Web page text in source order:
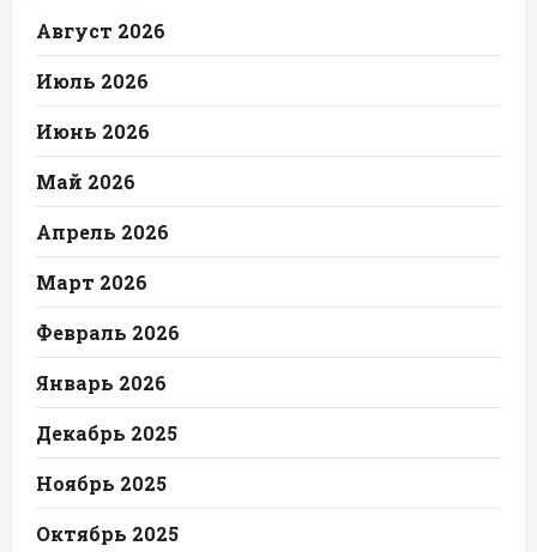
Август 2026
Июль 2026
Июнь 2026
Май 2026
Апрель 2026
Март 2026
Февраль 2026
Январь 2026
Декабрь 2025
Ноябрь 2025
Октябрь 2025